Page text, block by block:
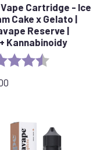
Vape Cartridge - Ice
Cake x Gelato |
Reserve |
Kannabinoidy